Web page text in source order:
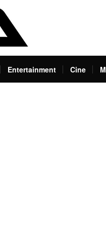
Entertainment Cine